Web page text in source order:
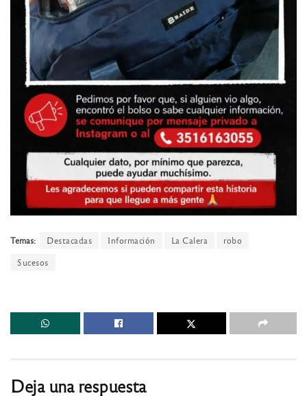
Temas: Destacadas Información La Calera
robo
Sucesos
Deja una respuesta